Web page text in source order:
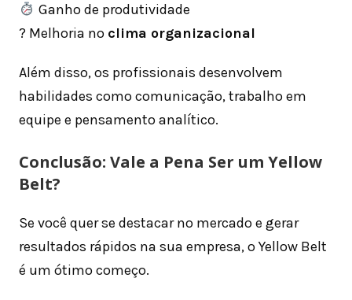
Ganho de produtividade
? Melhoria no clima organizacional
Além disso, os profissionais desenvolvem
habilidades como comunicação, trabalho em
equipe e pensamento analítico.
Conclusão: Vale a Pena Ser um Yellow
Belt?
Se você quer se destacar no mercado e gerar
resultados rápidos na sua empresa, o Yellow Belt
é um ótimo começo.